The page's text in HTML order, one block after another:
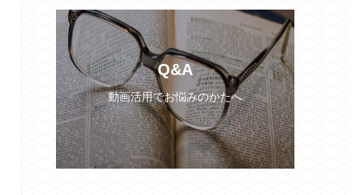
Q&A
動画活用でお悩みのかたへ